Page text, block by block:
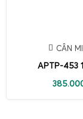
CÂN
APTP-453